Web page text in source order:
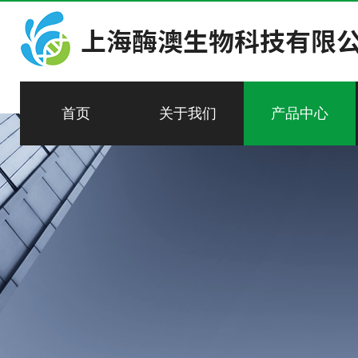
首页 关于我们 产品中心